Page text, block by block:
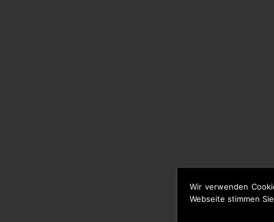
Wir verwenden
Webseite stimmen